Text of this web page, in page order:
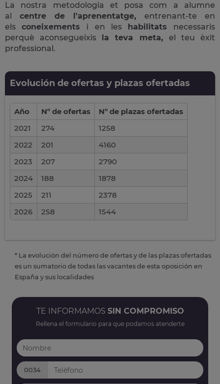
La nostra metodologia et posa com a alumne
al centre de l'aprenentatge, entrenant-te en
elsconeixements i en les habilitats necessaris
perquè aconsegueixis la teva meta, el teu èxit
professional.
Evolución de ofertas y plazas ofertadas
Año Nº de ofertas
Nº de plazas ofertadas
2021
274
1258
2022
201
4160
2023
207
2790
2024
188
1878
2025
211
2378
2026
258 1544
* La evolución del número de ofertas y de las plazas ofertadas
es un sumatorio de todas las vacantes de esta oposición en
España y sus localidades
TE INFORMAMOS SIN COMPROMISO
Rellena el formulario para que podamos atenderte
0034